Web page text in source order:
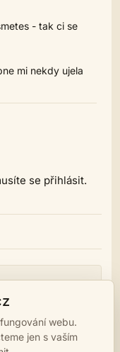
- tak ci se
mi nekdy ujela
se přihlásit.
NÁSLEDUJÍCÍ DÍLO →
Z našich luhů a hájů
webu.
jen s vaším